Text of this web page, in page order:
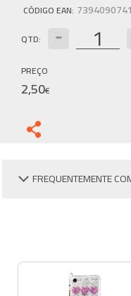
CÓDIGO EAN:
QTD:
PREÇO
2,50€
FREQUENTEMENTE